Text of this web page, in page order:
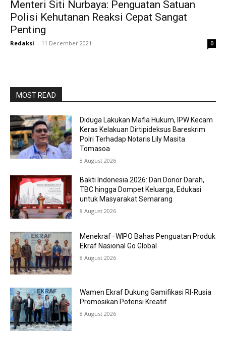
Menteri Siti Nurbaya: Penguatan Satuan
Polisi Kehutanan Reaksi Cepat Sangat
Penting
Redaksi - 11 December 2021 0
MOST READ
Diduga Lakukan Mafia Hukum, IPW Kecam
Keras Kelakuan Dirtipideksus Bareskrim
Polri Terhadap Notaris Lily Masita
Tomasoa
8 August 2026
Bakti Indonesia 2026: Dari Donor Darah,
TBC hingga Dompet Keluarga, Edukasi
untuk Masyarakat Semarang
8 August 2026
Menekraf–WIPO Bahas Penguatan Produk
Ekraf Nasional Go Global
8 August 2026
Wamen Ekraf Dukung Gamifikasi RI-Rusia
Promosikan Potensi Kreatif
8 August 2026